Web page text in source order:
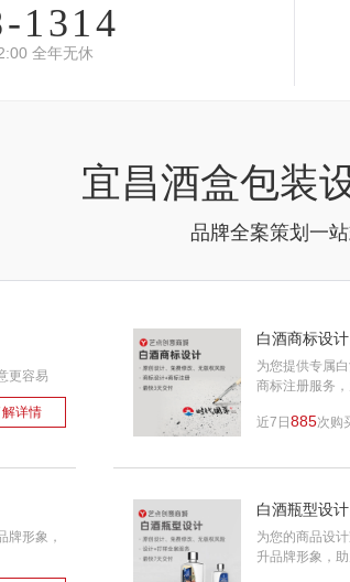
1314
全年无休
宜昌酒盒包装
品牌全案策划一
更容易
解详情
白酒商标设计
为您提供专属
商标注册服务
近7日 885次购
牌形象，
白酒瓶型设计
为您的商品设
升品牌形象，